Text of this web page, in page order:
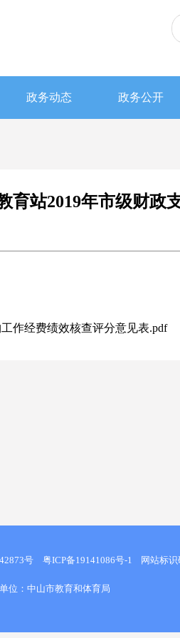
政务动态 政务公开
育站2019年市级财政
作经费绩效核查评分意见表.pdf
号 粤ICP备19141086号-1 网站标
位：中山市教育和体育局